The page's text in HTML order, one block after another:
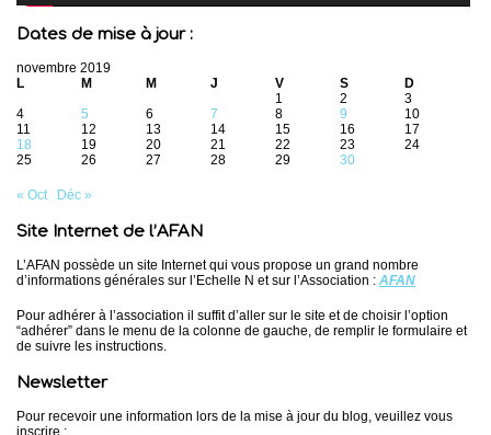
Dates de mise à jour :
novembre 2019
L
M M J V S
D
1
2
3
4
5 6 7 8 9
10
11
12 13 14 15 16
17
18
19 20 21 22 23
24
25
26 27 28 29 30
« Oct Déc »
Site Internet de l’AFAN
L’AFAN possède un site Internet qui vous propose un grand nombre
d’informations générales sur l’Echelle N et sur l’Association : AFAN
Pour adhérer à l’association il suffit d’aller sur le site et de choisir l’option
“adhérer” dans le menu de la colonne de gauche, de remplir le formulaire et
de suivre les instructions.
Newsletter
Pour recevoir une information lors de la mise à jour du blog, veuillez vous
inscrire :